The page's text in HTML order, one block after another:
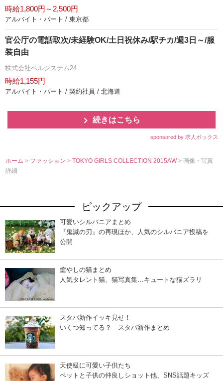
時給1,800円～2,500円
アルバイト・パート / 東京都
官公庁の電話取次/未経験OK/土日祝休み/駅チカ/週3日～/服
装自由
株式会社ベルシステム24
時給1,155円
アルバイト・パート / 契約社員 / 北海道
続きはこちら
sponsored by 求人ボックス
ホーム > ファッション>TOKYO GIRLS COLLECTION 2015AW> 画像・写真
詳細
ピックアップ
可愛いシルバニアまとめ
『鬼滅の刃』の再現ほか、人気のシルバニア投稿を
公開
癒やしの猫まとめ
人気タレント猫、猫写真集…キュートな猫ズラリ
スタバ新作イッキ見せ！
いくつ知ってる？ スタバ新作まとめ
天使級に可愛い子供たち
ペットと子供の仲良しショット他、SNS話題キッズ